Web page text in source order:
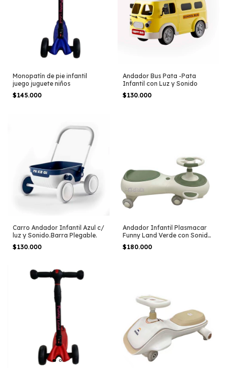
Monopatín de pie infantil
juego juguete niños
$145.000
Andador Bus Pata -Pata
Infantil con Luz y Sonido
$130.000
Carro Andador Infantil Azul c/
luz y Sonido.Barra Plegable.
$130.000
Andador Infantil Plasmacar
Funny Land Verde con Sonido
y Luz
$180.000